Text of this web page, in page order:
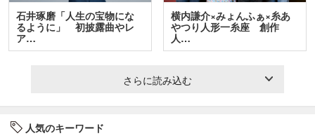
石井琢磨「人生の宝物にな
るように」 初披露曲やレ
ア…
横内謙介×みょんふぁ×糸あ
やつり人形一糸座 創作
人…
さらに読み込む
人気のキーワード